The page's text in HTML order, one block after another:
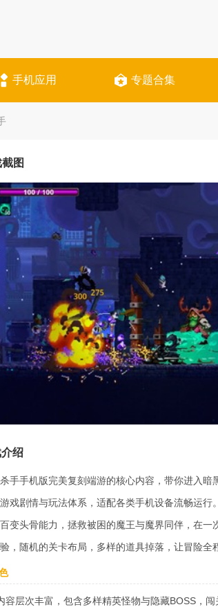
手机应用 专题合集
图
绍
手手机版完美复刻端游的核心内容，带你进入
戏剧情与玩法体系，适配各类手机设备流畅运
变头骨能力，拯救被困的魔王与魔界同伴，在
，随机的关卡布局，多样的道具掉落，让冒险全
容层次丰富，包含多样精英怪物与隐藏BOSS，闯